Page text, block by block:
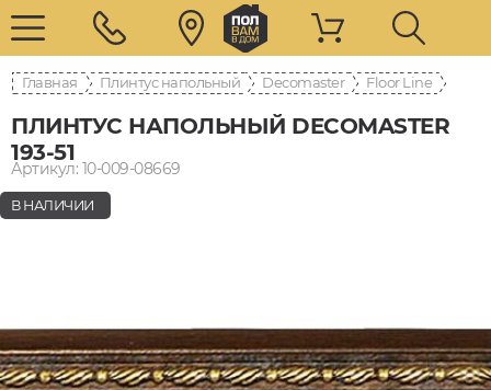
Главная Плинтус напольный Decomaster Floor Line
ПЛИНТУС НАПОЛЬНЫЙ DECOMASTER
193-51
Артикул: 10-009-08669
В НАЛИЧИИ